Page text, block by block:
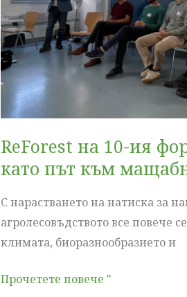
ReForest на 10-ия
като път към
С нарастването на натиска за
агролесовъдството все
климата, биоразнообразието и
бизнес
модели
като
път
към
мащабни
в
областта
климата
Прочетете повече "